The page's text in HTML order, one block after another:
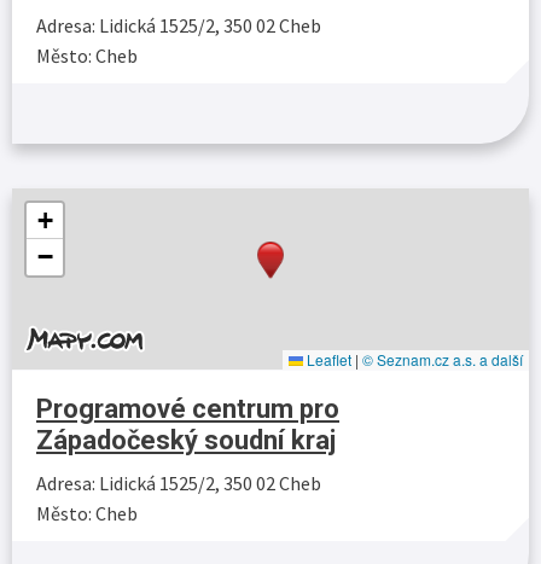
Adresa: Lidická 1525/2, 350 02 Cheb
Město: Cheb
+
−
Leaflet | © Seznam.cz a.s. a další
Programové centrum pro
Západočeský soudní kraj
Adresa: Lidická 1525/2, 350 02 Cheb
Město: Cheb